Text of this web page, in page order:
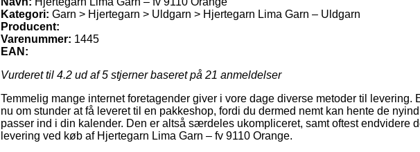
Kategori: Garn > Hjertegarn > Uldgarn > Hjertegarn Lima Garn – Uldgarn
Producent:
Varenummer: 1445
EAN:
Vurderet til 4.2 ud af 5 stjerner baseret på 21 anmeldelser
Temmelig mange internet foretagender giver i vore dage diverse metoder til levering.
nu om stunder at få leveret til en pakkeshop, fordi du dermed nemt kan hente de
passer ind i din kalender. Den er altså særdeles ukompliceret, samt oftest endvidere
levering ved køb af Hjertegarn Lima Garn – fv 9110 Orange.